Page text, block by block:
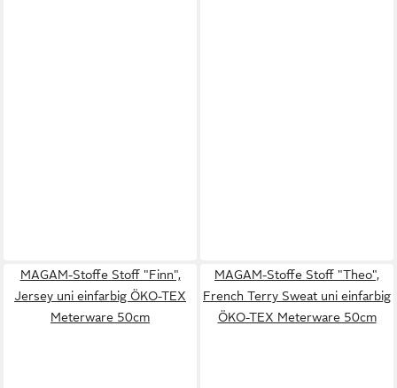
MAGAM-Stoffe Stoff "Finn",
Jersey uni einfarbig ÖKO-TEX
Meterware 50cm
MAGAM-Stoffe Stoff "Theo",
French Terry Sweat uni einfarbig
ÖKO-TEX Meterware 50cm